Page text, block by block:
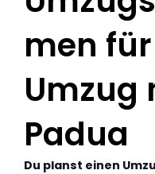
men
Umzug
Padua
Du planst einen